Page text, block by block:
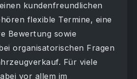
kundenfreundlichen
flexible Termine, eine
Bewertung sowie
organisatorischen Fragen
Für viele
vor allem im